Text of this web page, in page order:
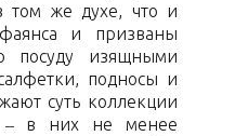
том же духе, что и
и призваны
посуду изящными
подносы и
суть коллекции
– в них не менее